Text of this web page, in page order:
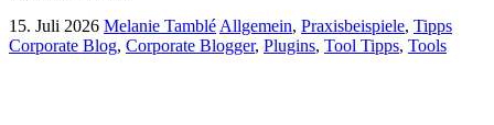
15. Juli 2026 Melanie Tamblé Allgemein, Praxisbeispiele, Tipps
Corporate Blog, Corporate Blogger, Plugins, Tool Tipps, Tools